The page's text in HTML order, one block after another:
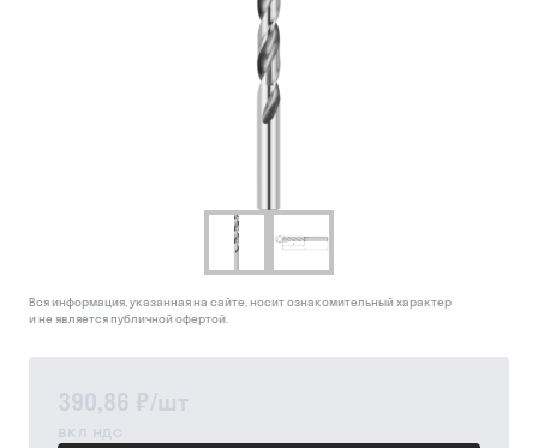
390,86 ₽/шт
вкл ндс
Вся информация, указанная на сайте, носит ознакомительный характер
и не является публичной офертой.